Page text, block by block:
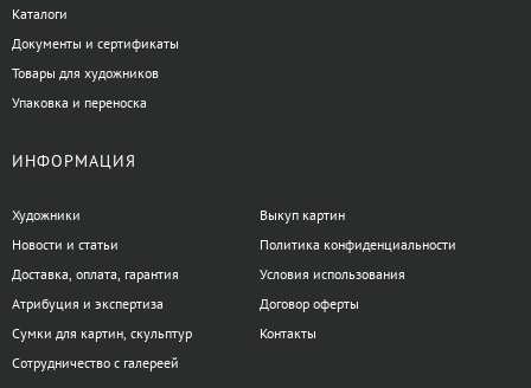
Каталоги
Документы и сертификаты
Товары для художников
Упаковка и переноска
ИНФОРМАЦИЯ
Художники
Новости и статьи
Доставка, оплата, гарантия
Атрибуция и экспертиза
Сумки для картин, скульптур
Сотрудничество с галереей
Выкуп картин
Политика конфиденциальности
Условия использования
Договор оферты
Контакты